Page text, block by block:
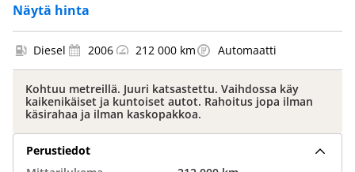
Näytä hinta
Diesel 2006 212 000 km Automaatti
Kohtuu metreillä. Juuri katsastettu. Vaihdossa käy
kaikenikäiset ja kuntoiset autot. Rahoitus jopa ilman
käsirahaa ja ilman kaskopakkoa.
Perustiedot